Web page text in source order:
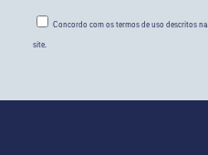
Concordo com os termos de uso descritos na
site.